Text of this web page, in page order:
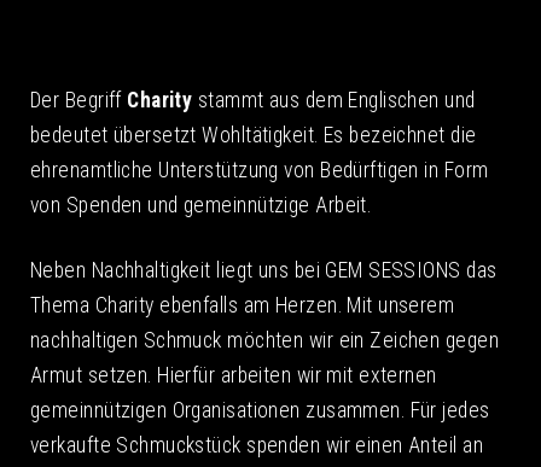
Der Begriff Charity stammt aus dem Englischen und
bedeutet übersetzt Wohltätigkeit. Es bezeichnet die
ehrenamtliche Unterstützung von Bedürftigen in Form
von Spenden und gemeinnützige Arbeit.
Neben Nachhaltigkeit liegt uns bei GEM SESSIONS das
Thema Charity ebenfalls am Herzen. Mit unserem
nachhaltigen Schmuck möchten wir ein Zeichen gegen
Armut setzen. Hierfür arbeiten wir mit externen
gemeinnützigen Organisationen zusammen. Für jedes
verkaufte Schmuckstück spenden wir einen Anteil an